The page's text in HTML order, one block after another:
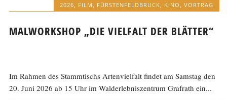
2026 FILM FÜRSTENFELDBRUCK KINO VORTRAG
MALWORKSHOP „DIE VIELFALT DER BLÄTTER“
Im Rahmen des Stammtischs Artenvielfalt findet am Samstag den
20. Juni 2026 ab 15 Uhr im Walderlebniszentrum Grafrath ein...